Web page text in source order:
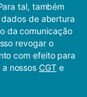
tal, também
de abertura
da comunicação
revogar o
com efeito para
a nossosCGTe